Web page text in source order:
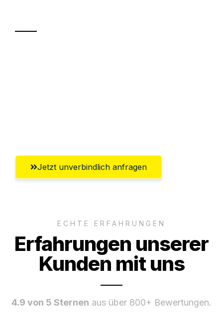
Jetzt unverbindlich anfragen
ECHTE ERFAHRUNGEN
Erfahrungen unserer
Kunden mit uns
4.9 von 5 Sternen aus über 800+ Bewertungen.